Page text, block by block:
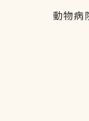
動物病